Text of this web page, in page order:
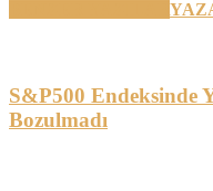
S&P500 Endeksinde
Bozulmadı